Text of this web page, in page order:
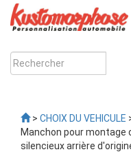
> CHOIX DU VEHICULE
Manchon pour montage
silencieux arrière